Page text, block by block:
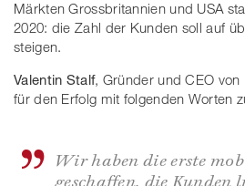
Märkten Grossbritannien und USA
2020: die Zahl der Kunden soll auf
steigen.
Valentin Stalf, Gründer und CEO
für den Erfolg mit folgenden Worten
Wir haben die erste
geschaffen, die Kunden